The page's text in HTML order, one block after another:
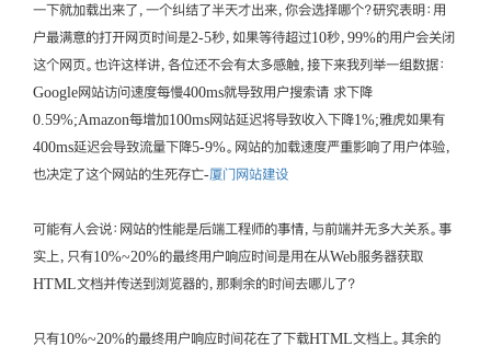
一下就加载出来了，一个纠结了半天才出来，你会选择哪个？研究表明：用
户最满意的打开网页时间是2-5秒，如果等待超过10秒，99%的用户会关闭
这个网页。也许这样讲，各位还不会有太多感触，接下来我列举一组数据：
Google网站访问速度每慢400ms就导致用户搜索请 求下降
0.59%;Amazon每增加100ms网站延迟将导致收入下降1%;雅虎如果有
400ms延迟会导致流量下降5-9%。网站的加载速度严重影响了用户体验，
也决定了这个网站的生死存亡-厦门网站建设
可能有人会说：网站的性能是后端工程师的事情，与前端并无多大关系。事
实上，只有10%~20%的最终用户响应时间是用在从Web服务器获取
HTML文档并传送到浏览器的，那剩余的时间去哪儿了？
只有10%~20%的最终用户响应时间花在了下载HTML文档上。其余的